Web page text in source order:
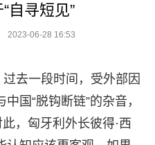
自寻短见”
2023-06-28 16:53
去一段时间，受外部因
国“脱钩断链”的杂音，
，匈牙利外长彼得·西